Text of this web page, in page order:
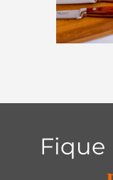
Fique